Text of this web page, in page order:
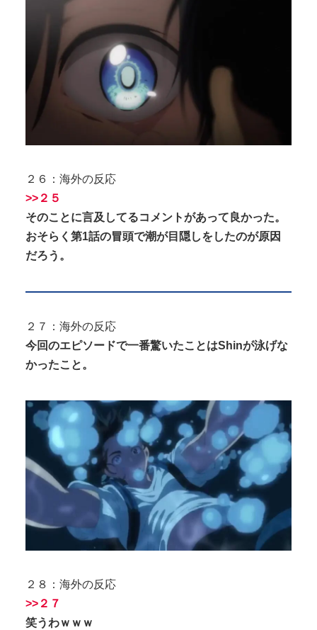
２６：海外の反応
>>２５
そのことに言及してるコメントがあって良かった。
おそらく第1話の冒頭で潮が目隠しをしたのが原因
だろう。
２７：海外の反応
今回のエピソードで一番驚いたことはShinが泳げな
かったこと。
２８：海外の反応
>>２７
笑うわｗｗｗ